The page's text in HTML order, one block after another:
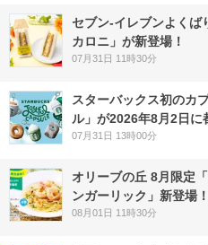
セブン‐イレブンよく
カロニ」が新登場！
07月31日 11時30分
スターバックス初のカ
ル」が2026年8月2日に
07月31日 13時00分
オリーブの丘 8月限定
ンガーリック」新登場
08月01日 11時30分